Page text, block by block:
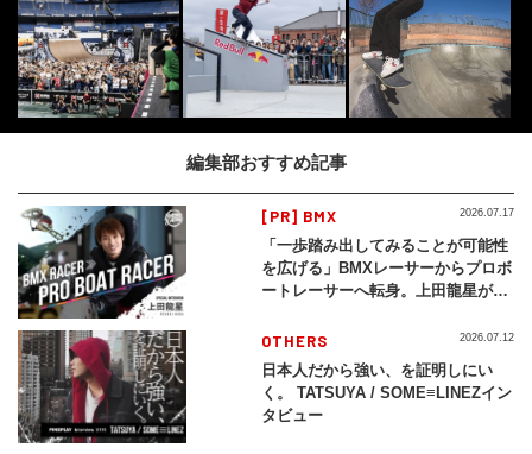
編集部おすすめ記事
[PR] BMX
「一歩踏み出してみることが可能性
を広げる」BMXレーサーからプロボ
ートレーサーへ転身。上田龍星が体
2026.07.17
OTHERS
日本人だから強い、を証明しにい
く。 TATSUYA / SOME≡LINEZイン
タビュー
2026.07.12